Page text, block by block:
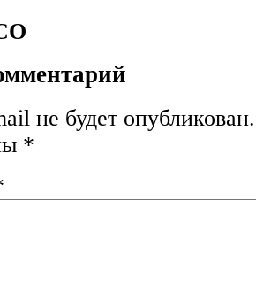
не будет опубликован.
*